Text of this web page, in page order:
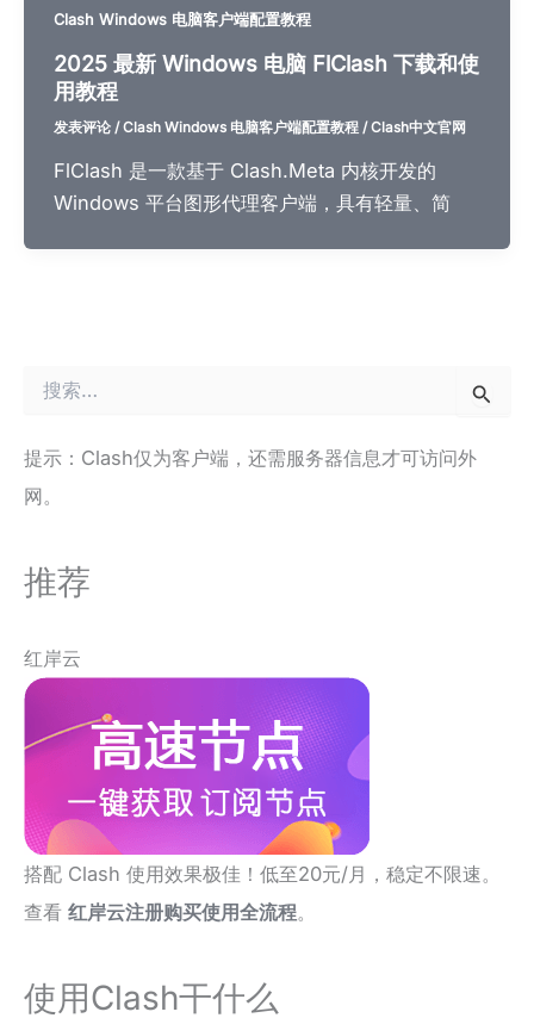
Clash Windows 电脑客户端配置教程
2025 最新 Windows 电脑 FlClash 下载和使
用教程
发表评论 /Clash Windows 电脑客户端配置教程/Clash中文官网
FlClash 是一款基于 Clash.Meta 内核开发的
Windows 平台图形代理客户端，具有轻量、简
提示：Clash仅为客户端，还需服务器信息才可访问外
网。
推荐
红岸云
搭配 Clash 使用效果极佳！低至20元/月，稳定不限速。
查看 红岸云注册购买使用全流程。
使用Clash干什么